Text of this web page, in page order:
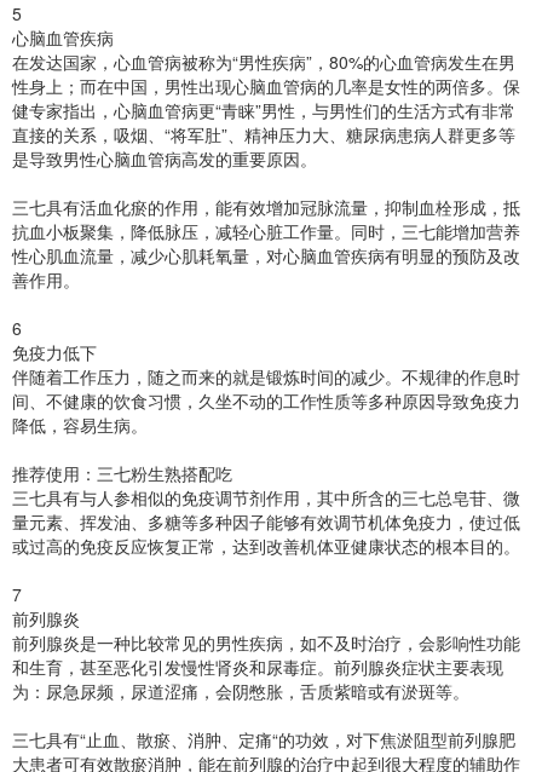
5
心脑血管疾病
在发达国家，心血管病被称为“男性疾病”，80%的心血管病发生在男
性身上；而在中国，男性出现心脑血管病的几率是女性的两倍多。保
健专家指出，心脑血管病更“青睐”男性，与男性们的生活方式有非常
直接的关系，吸烟、“将军肚”、精神压力大、糖尿病患病人群更多等
是导致男性心脑血管病高发的重要原因。
三七具有活血化瘀的作用，能有效增加冠脉流量，抑制血栓形成，抵
抗血小板聚集，降低脉压，减轻心脏工作量。同时，三七能增加营养
性心肌血流量，减少心肌耗氧量，对心脑血管疾病有明显的预防及改
善作用。
6
免疫力低下
伴随着工作压力，随之而来的就是锻炼时间的减少。不规律的作息时
间、不健康的饮食习惯，久坐不动的工作性质等多种原因导致免疫力
降低，容易生病。
推荐使用：三七粉生熟搭配吃
三七具有与人参相似的免疫调节剂作用，其中所含的三七总皂苷、微
量元素、挥发油、多糖等多种因子能够有效调节机体免疫力，使过低
或过高的免疫反应恢复正常，达到改善机体亚健康状态的根本目的。
7
前列腺炎
前列腺炎是一种比较常见的男性疾病，如不及时治疗，会影响性功能
和生育，甚至恶化引发慢性肾炎和尿毒症。前列腺炎症状主要表现
为：尿急尿频，尿道涩痛，会阴憋胀，舌质紫暗或有淤斑等。
三七具有“止血、散瘀、消肿、定痛“的功效，对下焦淤阻型前列腺肥
大患者可有效散瘀消肿，能在前列腺的治疗中起到很大程度的辅助作